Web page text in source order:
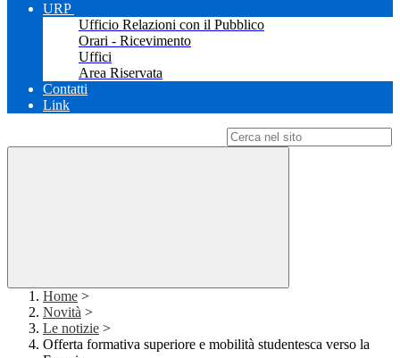
URP
Ufficio Relazioni con il Pubblico
Orari - Ricevimento
Uffici
Area Riservata
Contatti
Link
Home >
Novità >
Le notizie >
Offerta formativa superiore e mobilità studentesca verso la